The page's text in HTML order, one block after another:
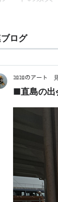
年が第一回
この芸術祭を
ャンルを超え
人々と交流し
そして、この
島と瀬戸内海
http://
ログ
ｺﾛｺﾛのアート
■直島の出